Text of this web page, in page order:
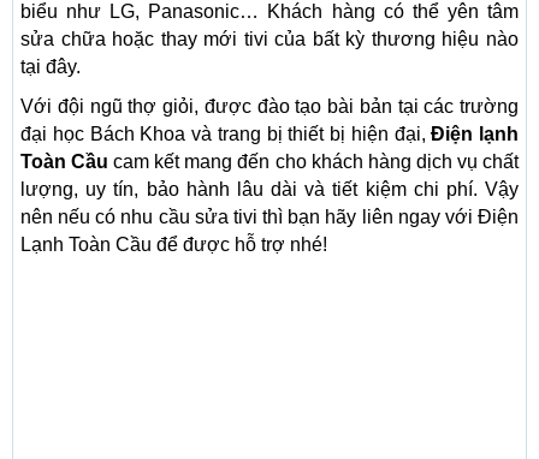
biểu như LG, Panasonic… Khách hàng có thể yên tâm
sửa chữa hoặc thay mới tivi của bất kỳ thương hiệu nào
tại đây.
Với đội ngũ thợ giỏi, được đào tạo bài bản tại các trường
đại học Bách Khoa và trang bị thiết bị hiện đại, Điện lạnh
Toàn Cầu cam kết mang đến cho khách hàng dịch vụ chất
lượng, uy tín, bảo hành lâu dài và tiết kiệm chi phí. Vậy
nên nếu có nhu cầu sửa tivi thì bạn hãy liên ngay với Điện
Lạnh Toàn Cầu để được hỗ trợ nhé!